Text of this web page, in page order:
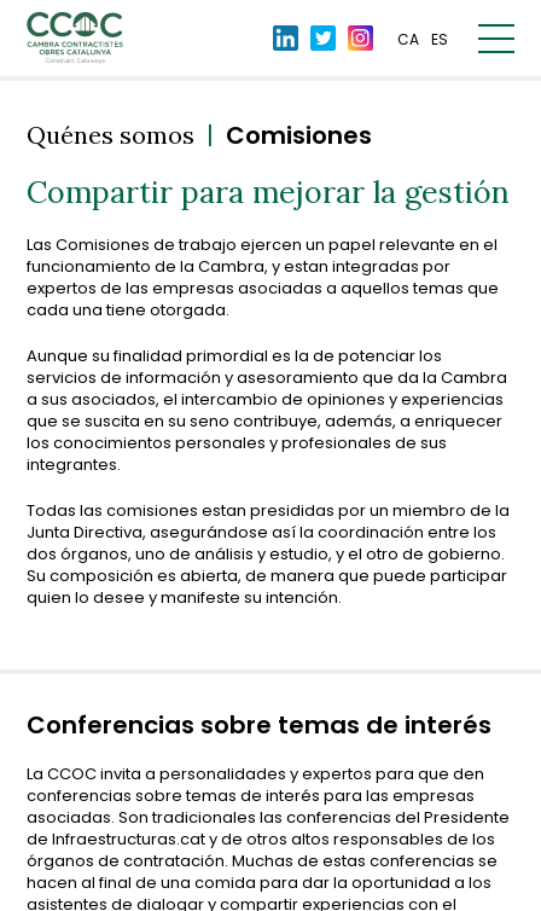
CA ES
Quénes somos | Comisiones
Compartir para mejorar la gestión
Las Comisiones de trabajo ejercen un papel relevante en el
funcionamiento de la Cambra, y estan integradas por
expertos de las empresas asociadas a aquellos temas que
cada una tiene otorgada.
Aunque su finalidad primordial es la de potenciar los
servicios de información y asesoramiento que da la Cambra
a sus asociados, el intercambio de opiniones y experiencias
que se suscita en su seno contribuye, además, a enriquecer
los conocimientos personales y profesionales de sus
integrantes.
Todas las comisiones estan presididas por un miembro de la
Junta Directiva, asegurándose así la coordinación entre los
dos órganos, uno de análisis y estudio, y el otro de gobierno.
Su composición es abierta, de manera que puede participar
quien lo desee y manifeste su intención.
Conferencias sobre temas de interés
La CCOC invita a personalidades y expertos para que den
conferencias sobre temas de interés para las empresas
asociadas. Son tradicionales las conferencias del Presidente
de Infraestructuras.cat y de otros altos responsables de los
órganos de contratación. Muchas de estas conferencias se
hacen al final de una comida para dar la oportunidad a los
asistentes de dialogar y compartir experiencias con el